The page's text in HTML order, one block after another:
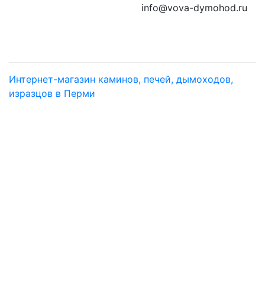
info@vova-dymohod.ru
Интернет-магазин каминов, печей, дымоходов,
изразцов в Перми